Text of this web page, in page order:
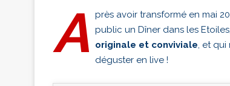
A près avoir transformé en mai
public un Dîner dans les
originale et conviviale, et qui
déguster en live !